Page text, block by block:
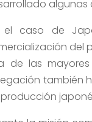
el caso de
del
de las
también